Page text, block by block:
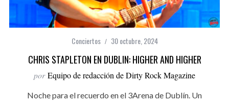
Conciertos 30 octubre, 2024
CHRIS STAPLETON EN DUBLIN: HIGHER AND HIGHER
por Equipo de redacción de Dirty Rock Magazine
Noche para el recuerdo en el 3Arena de Dublín. Un